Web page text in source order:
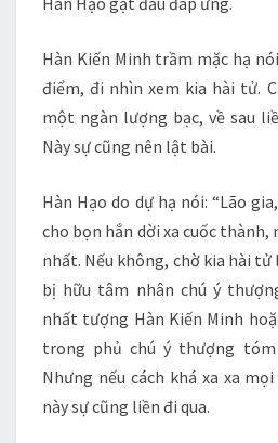
Hàn Kiến Minh trầm mặc hạ
điểm, đi nhìn xem kia hài tử.
một ngàn lượng bạc, về sau
Này sự cũng nên lật bài.
Hàn Hạo do dự hạ nói: “Lão
cho bọn hắn dời xa cuốc
nhất. Nếu không, chờ kia hài
bị hữu tâm nhân chú ý
nhất tượng Hàn Kiến Minh
trong phủ chú ý thượng
Nhưng nếu cách khá xa xa
này sự cũng liền đi qua.